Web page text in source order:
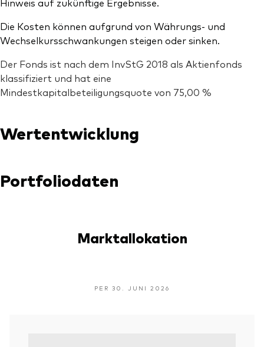
Hinweis auf zukünftige Ergebnisse.
Die Kosten können aufgrund von Währungs- und
Wechselkursschwankungen steigen oder sinken.
Der Fonds ist nach dem InvStG 2018 als Aktienfonds
klassifiziert und hat eine
Mindestkapitalbeteiligungsquote von 75,00 %
Wertentwicklung
Portfoliodaten
Marktallokation
PER 30. JUNI 2026